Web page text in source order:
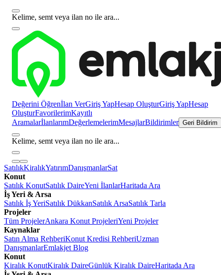
Kelime, semt veya ilan no ile ara...
Değerini Öğrenİlan VerGiriş YapHesap OluşturGiriş YapHesap
OluşturFavorilerimKayıtlı
AramalarİlanlarımDeğerlemelerimMesajlarBildirimler Geri Bildirim
Kelime, semt veya ilan no ile ara...
SatılıkKiralıkYatırımDanışmanlarSat
Konut
Satılık KonutSatılık DaireYeni İlanlarHaritada Ara
İş Yeri & Arsa
Satılık İş YeriSatılık DükkanSatılık ArsaSatılık Tarla
Projeler
Tüm ProjelerAnkara Konut ProjeleriYeni Projeler
Kaynaklar
Satın Alma RehberiKonut Kredisi RehberiUzman
DanışmanlarEmlakjet Blog
Konut
Kiralık KonutKiralık DaireGünlük Kiralık DaireHaritada Ara